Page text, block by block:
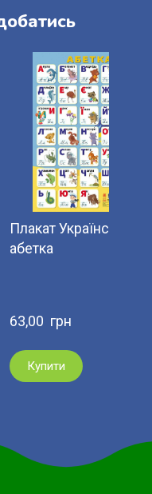
Плакат Українська
абетка
63,00  грн
Купити